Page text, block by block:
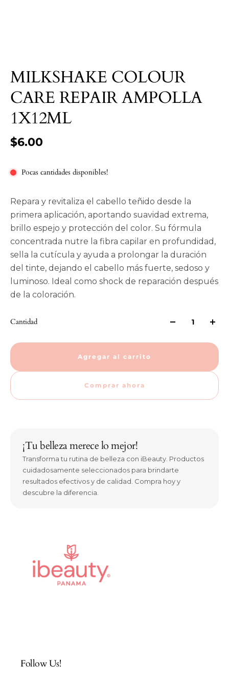
MILKSHAKE COLOUR
CARE REPAIR AMPOLLA
1X12ML
$6.00
Pocas cantidades disponibles!
Repara y revitaliza el cabello teñido desde la
primera aplicación, aportando suavidad extrema,
brillo espejo y protección del color. Su fórmula
concentrada nutre la fibra capilar en profundidad,
sella la cutícula y ayuda a prolongar la duración
del tinte, dejando el cabello más fuerte, sedoso y
luminoso. Ideal como shock de reparación después
de la coloración.
Cantidad
Agregar al carrito
Comprar ahora
¡Tu belleza merece lo mejor!
Transforma tu rutina de belleza con iBeauty. Productos
cuidadosamente seleccionados para brindarte
resultados efectivos y de calidad. Compra hoy y
descubre la diferencia.
Follow Us!